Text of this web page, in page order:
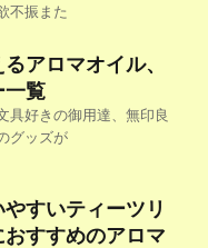
不振また
アロマオイル、
一覧
具好きの御用達、無印良
グッズが
すいティーツリ
すすめのアロマ